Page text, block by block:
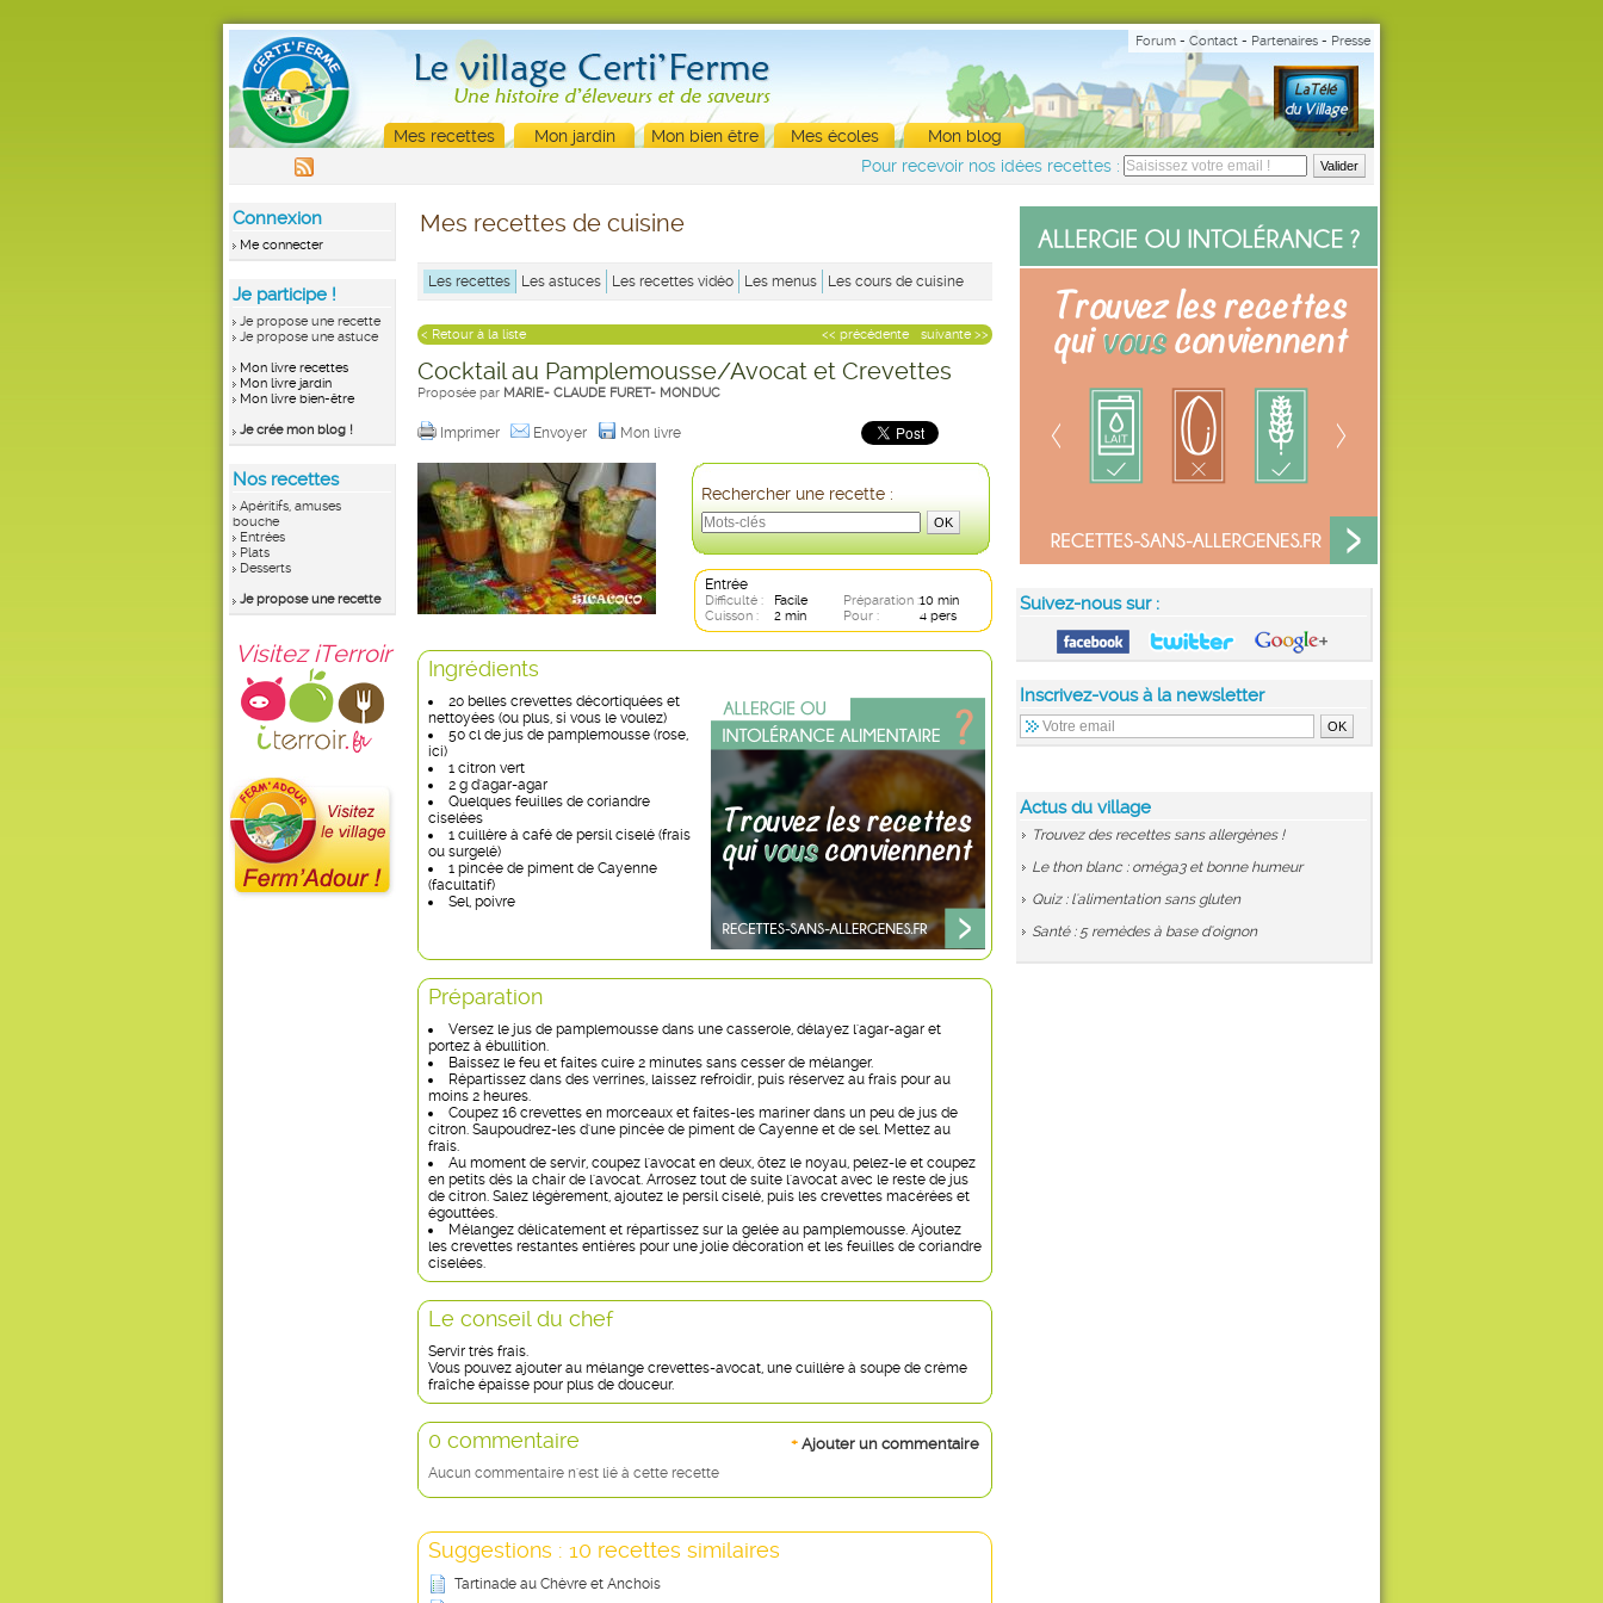
Forum - Contact - Partenaires - Presse
Mes recettes Mon jardin Mon bien être Mes écoles
Mon blog
Pour recevoir nos idées recettes :
Connexion
Me connecter
Je participe !
Je propose une recette
Je propose une astuce
Mon livre recettes
Mon livre jardin
Mon livre bien-être
Je crée mon blog !
Nos recettes
Apéritifs, amuses
bouche
Entrées
Plats
Desserts
Je propose une recette
Visitez iTerroir
Suivez-nous sur :
Inscrivez-vous à la newsletter
Actus du village
Trouvez des recettes sans allergènes !
Le thon blanc : oméga3 et bonne humeur
Quiz : l'alimentation sans gluten
Santé : 5 remèdes à base d'oignon
Mes recettes de cuisine
Les recettes Les astuces Les recettes vidéo Les menus Les cours de cuisine
suivante >>
<< précédente
< Retour à la liste
Cocktail au Pamplemousse/Avocat et Crevettes
Proposée par MARIE- CLAUDE FURET- MONDUC
Imprimer Envoyer Mon livre
Rechercher une recette :
Entrée
Difficulté : Facile Préparation :10 min
Cuisson :
2 min Pour : 4 pers
Ingrédients
20 belles crevettes décortiquées et
nettoyées (ou plus, si vous le voulez)
50 cl de jus de pamplemousse (rose,
ici)
1 citron vert
2 g d'agar-agar
Quelques feuilles de coriandre
ciselées
1 cuillère à café de persil ciselé (frais
ou surgelé)
1 pincée de piment de Cayenne
(facultatif)
Sel, poivre
Préparation
Versez le jus de pamplemousse dans une casserole, délayez l'agar-agar et
portez à ébullition.
Baissez le feu et faites cuire 2 minutes sans cesser de mélanger.
Répartissez dans des verrines, laissez refroidir, puis réservez au frais pour au
moins 2 heures.
Coupez 16 crevettes en morceaux et faites-les mariner dans un peu de jus de
citron. Saupoudrez-les d'une pincée de piment de Cayenne et de sel. Mettez au
frais.
Au moment de servir, coupez l'avocat en deux, ôtez le noyau, pelez-le et coupez
en petits dés la chair de l'avocat. Arrosez tout de suite l'avocat avec le reste de jus
de citron. Salez légèrement, ajoutez le persil ciselé, puis les crevettes macérées et
égouttées.
Mélangez délicatement et répartissez sur la gelée au pamplemousse. Ajoutez
les crevettes restantes entières pour une jolie décoration et les feuilles de coriandre
ciselées.
Le conseil du chef
Servir très frais.
Vous pouvez ajouter au mélange crevettes-avocat, une cuillère à soupe de crème
fraîche épaisse pour plus de douceur.
+ Ajouter un commentaire
0 commentaire
Aucun commentaire n'est lié à cette recette
Suggestions : 10 recettes similaires
Tartinade au Chèvre et Anchois